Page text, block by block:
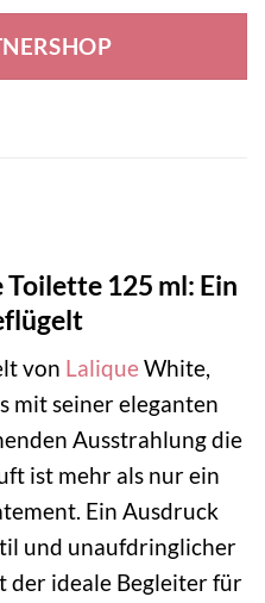
125 ml: Ein
von LaliqueWhite,
mit seiner eleganten
Ausstrahlung die
ist mehr als nur ein
Ein Ausdruck
und unaufdringlicher
der ideale Begleiter für